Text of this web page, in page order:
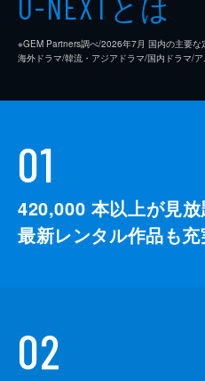
※GEM Partners調べ/2026年7⽉ 国内の主要
海外ドラマ/韓流・アジアドラマ/国内ドラマ/ア
01
420,000 本以上が見放
最新レンタル作品も充
02